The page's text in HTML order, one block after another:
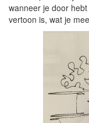
wanneer je door
vertoon is, wat je